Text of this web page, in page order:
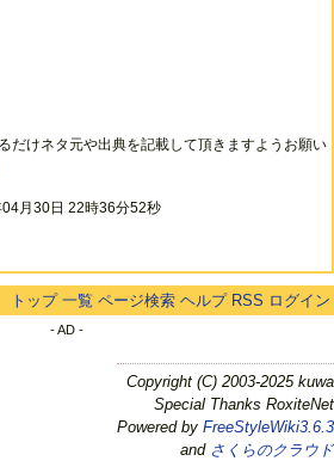
だけネタ元や出典を記載して頂きますようお願い
月30日 22時36分52秒
トップ 一覧 ページ検索 ヘルプ RSS ログイン
- AD -
Copyright (C) 2003-2025 kuwa
Special Thanks RoxiteNet
Powered by FreeStyleWiki3.6.3
and さくらのクラウド